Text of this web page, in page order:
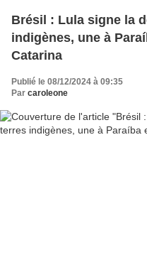
Brésil : Lula signe la
indigènes, une à
Catarina
Publié le 08/12/2024 à 09:35
Par caroleone